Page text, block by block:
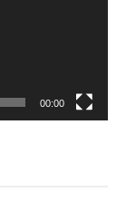
00:00